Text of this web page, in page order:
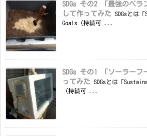
SDGs その2 「最強のベラ
して作ってみた
SDGsとは
Goals（持続可 ...
SDGs その1 「ソーラーフ
ってみた
SDGsとは「
（持続可 ...